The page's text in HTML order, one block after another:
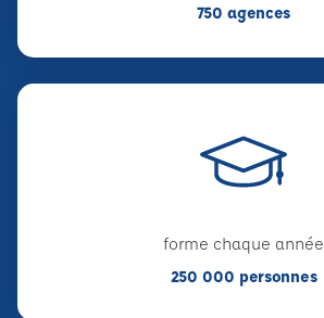
750 agences
forme chaque année
250 000 personnes